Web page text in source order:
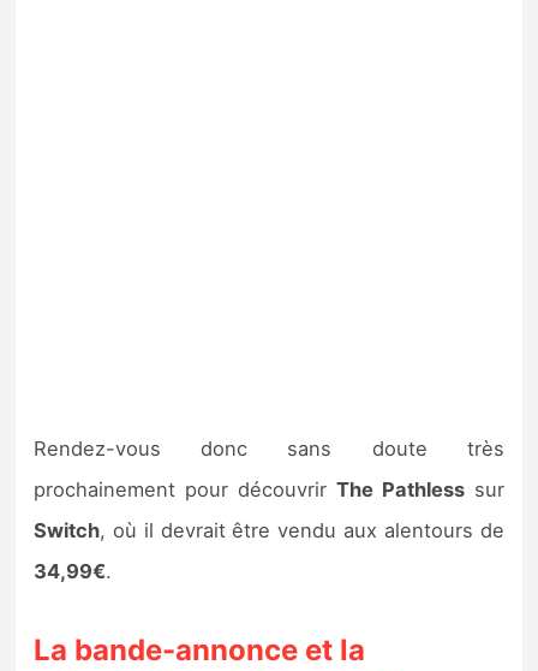
Rendez-vous donc sans doute très
prochainement pour découvrir The Pathlesssur
Switch, où il devrait être vendu aux alentours de
34,99€.
La bande-annonce et la